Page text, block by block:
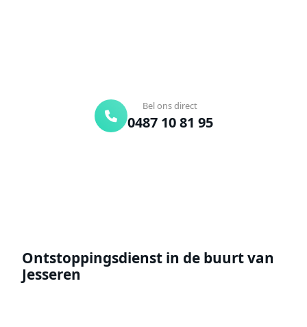
Bel ons direct
0487 10 81 95
Ontstoppingsdienst in de buurt van
Jesseren